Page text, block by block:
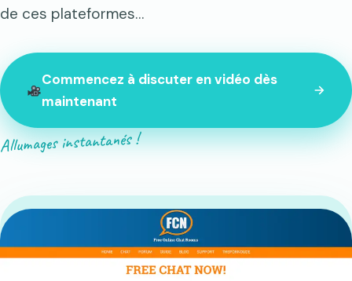
de ces plateformes…
Commencez à discuter en vidéo dès
maintenant
Allumages instantanés !